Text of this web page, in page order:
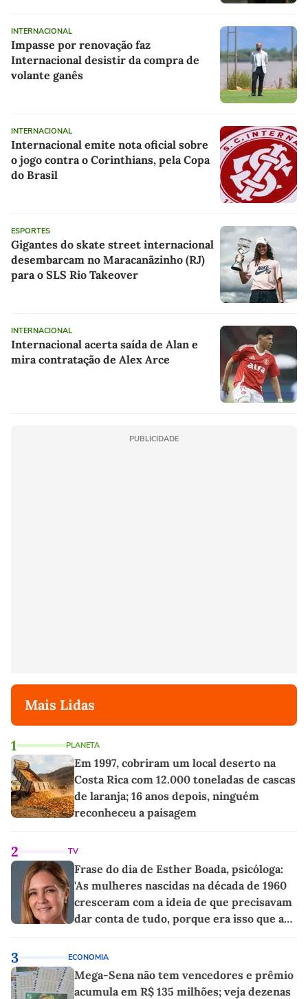
INTERNACIONAL
Impasse por renovação faz
Internacional desistir da compra de
volante ganês
INTERNACIONAL
Internacional emite nota oficial sobre
o jogo contra o Corinthians, pela Copa
do Brasil
ESPORTES
Gigantes do skate street internacional
desembarcam no Maracanãzinho (RJ)
para o SLS Rio Takeover
INTERNACIONAL
Internacional acerta saída de Alan e
mira contratação de Alex Arce
PUBLICIDADE
Mais Lidas
1 PLANETA
Em 1997, cobriram um local deserto na
Costa Rica com 12.000 toneladas de cascas
de laranja; 16 anos depois, ninguém
reconheceu a paisagem
2 TV
Frase do dia de Esther Boada, psicóloga:
'As mulheres nascidas na década de 1960
cresceram com a ideia de que precisavam
dar conta de tudo, porque era isso que a
3 ECONOMIA
Mega-Sena não tem vencedores e prêmio
acumula em R$ 135 milhões; veja dezenas